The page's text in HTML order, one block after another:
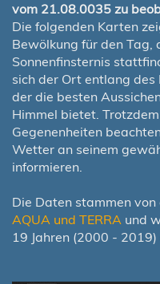
vom 21.08.0035 zu
Die folgenden Karten
Bewölkung für den Tag,
Sonnenfinsternis
sich der Ort entlang
der die besten
Himmel bietet.
Gegenenheiten
Wetter an seinem
informieren.
Die Daten stammen
AQUA und TERRA und
19 Jahren (2000 -